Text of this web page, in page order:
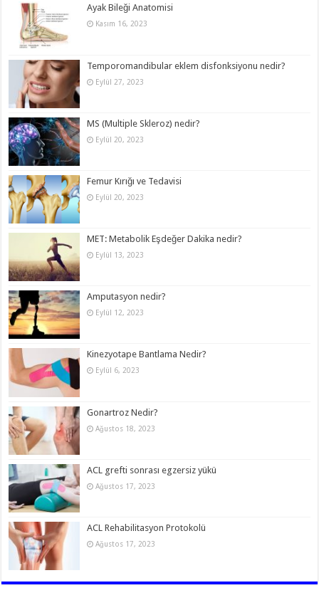
Ayak Bileği Anatomisi
Kasım 16, 2023
Temporomandibular eklem disfonksiyonu nedir?
Eylül 27, 2023
MS (Multiple Skleroz) nedir?
Eylül 20, 2023
Femur Kırığı ve Tedavisi
Eylül 20, 2023
MET: Metabolik Eşdeğer Dakika nedir?
Eylül 13, 2023
Amputasyon nedir?
Eylül 12, 2023
Kinezyotape Bantlama Nedir?
Eylül 6, 2023
Gonartroz Nedir?
Ağustos 18, 2023
ACL grefti sonrası egzersiz yükü
Ağustos 17, 2023
ACL Rehabilitasyon Protokolü
Ağustos 17, 2023